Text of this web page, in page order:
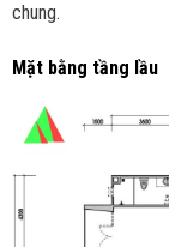
chung.
Mặt bằng tầng lầu